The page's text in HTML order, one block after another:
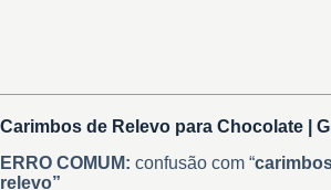
Carimbos de Relevo para Chocolate |
ERRO COMUM: confusão com “
relevo”